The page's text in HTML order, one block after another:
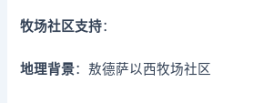
牧场社区支持：
地理背景：敖德萨以西牧场社区